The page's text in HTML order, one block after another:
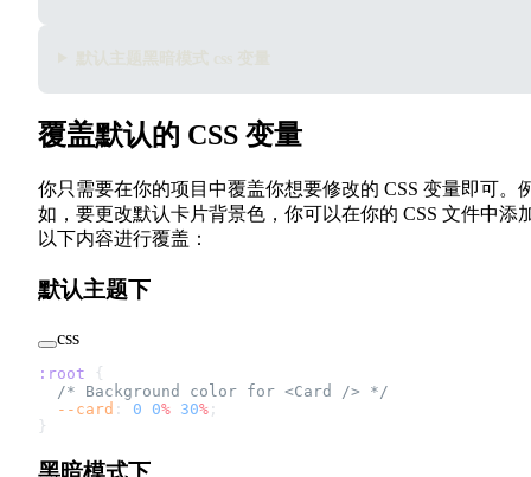
覆盖默认的 CSS 变量
你只需要在你的项目中覆盖你想要修改的 CSS 变量即可。
如，要更改默认卡片背景色，你可以在你的 CSS 文件中添
以下内容进行覆盖：
默认主题下
css
:root {
  /* Background color for <Card /> */
  --card
: 0 0% 30% ;
}